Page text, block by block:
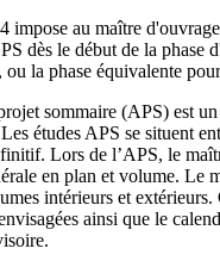
impose au maître
dès le début de la phase
la phase équivalente
sommaire (APS) est
études APS se situent
Lors de l’APS, le
en plan et volume. Le
intérieurs et
ainsi que le